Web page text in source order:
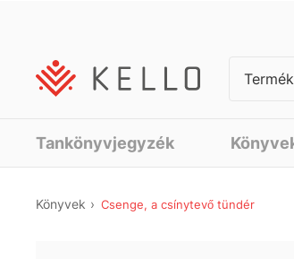
Tankönyvjegyzék
Könyvek Csenge, a csínytevő tündér